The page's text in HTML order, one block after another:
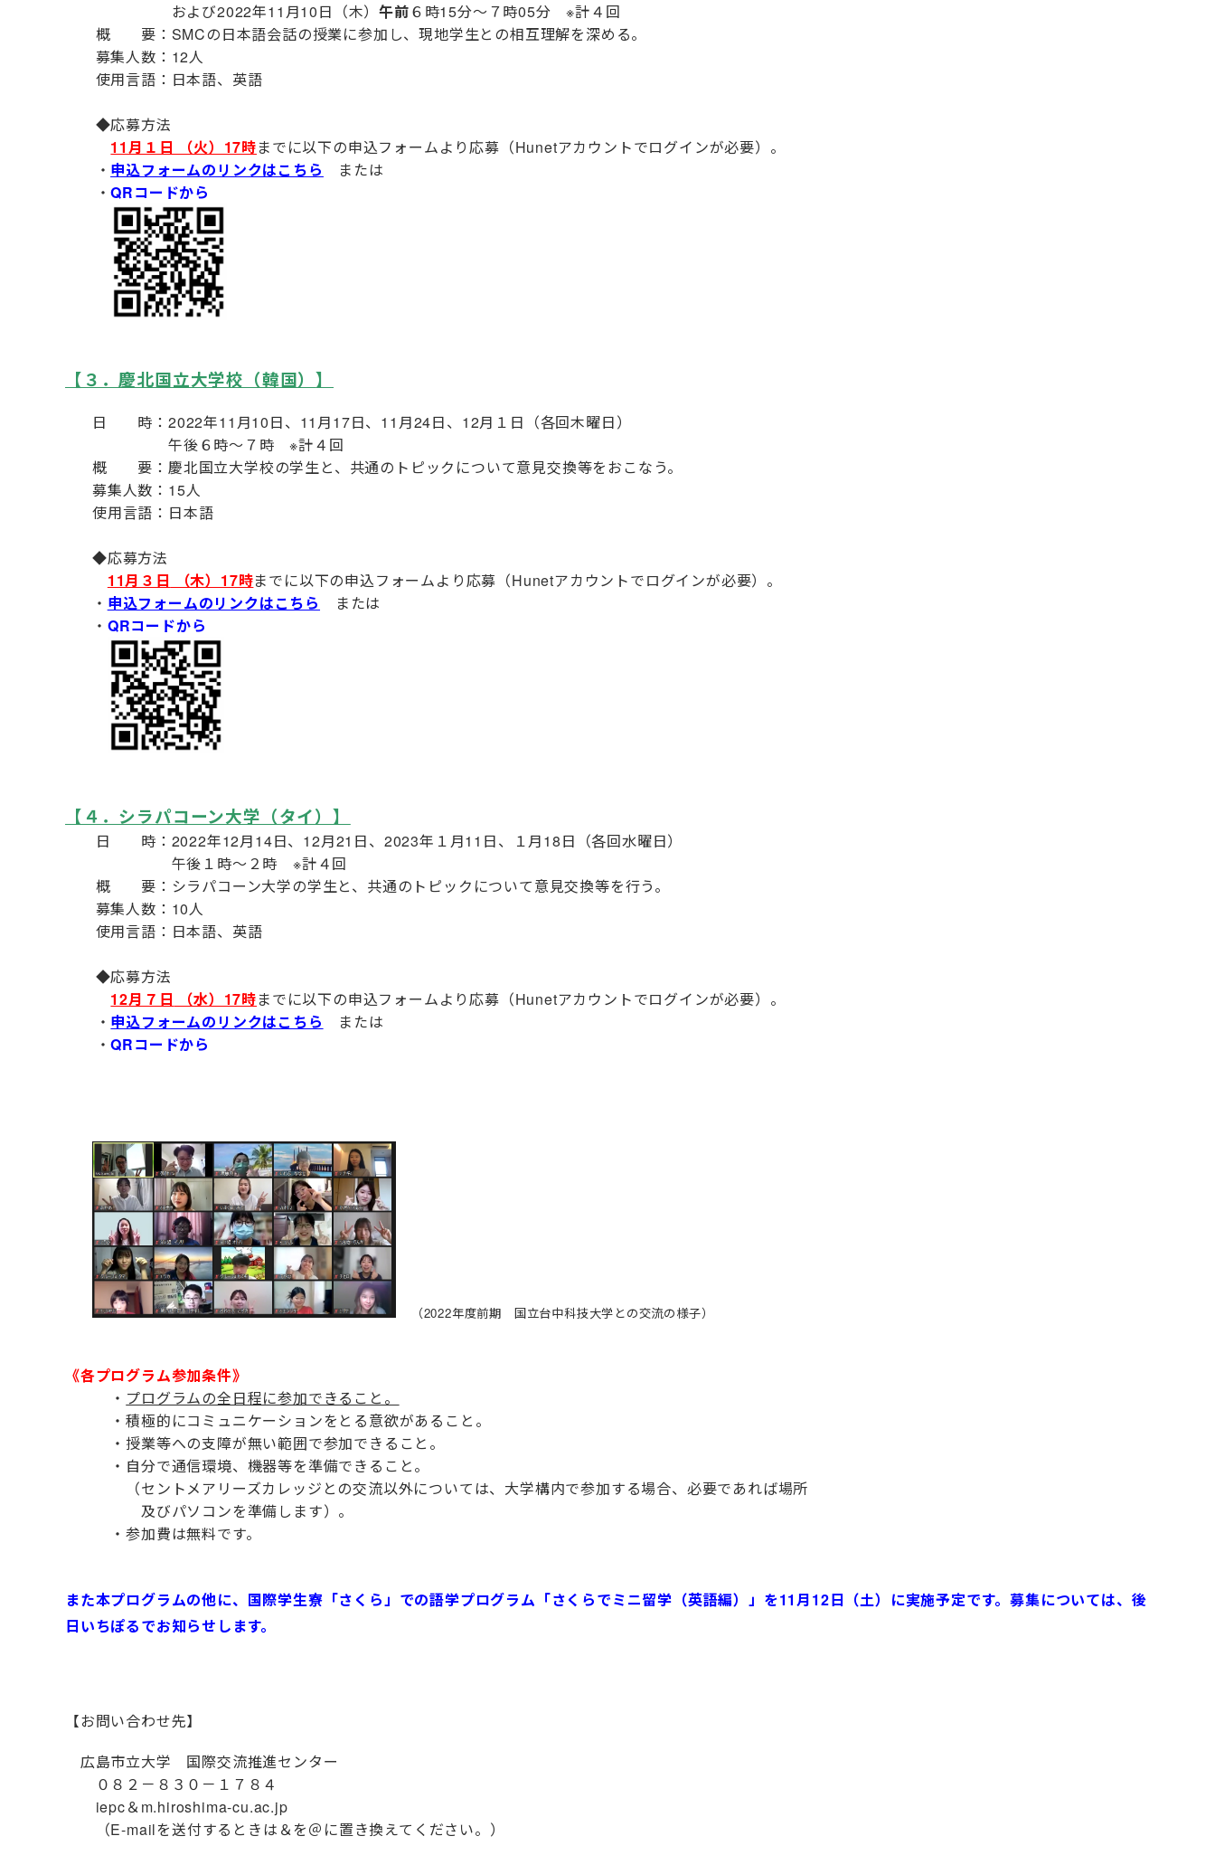
および2022年11月10日（木）午前６時15分～７時05分 ※計４回
概 要：SMCの日本語会話の授業に参加し、現地学生との相互理解を深める。
募集人数：12人
使用言語：日本語、英語
◆応募方法
11月１日 （火）17時までに以下の申込フォームより応募（Hunetアカウントでログインが必要）。
・ 申込フォームのリンクはこちら
または
・QRコードから
【３．慶北国立大学校（韓国）】
日 時：2022年11月10日、11月17日、11月24日、12月１日（各回木曜日）
午後６時～７時 ※計４回
概 要：慶北国立大学校の学生と、共通のトピックについて意見交換等をおこなう。
募集人数：15人
使用言語：日本語
◆応募方法
11月３日
（木）17時までに以下の申込フォームより応募（Hunetアカウントでログインが必要）。
・ 申込フォームのリンクはこちら
または
・ QRコードから
【４．シラパコーン大学（タイ） 】
日 時：2022年12月14日、12月21日、2023年１月11日、１月18日（各回水曜日）
午後１時～２時 ※計４回
概 要：シラパコーン大学の学生と、共通のトピックについて意見交換等を行う。
募集人数：10人
使用言語：日本語、英語
◆応募方法
12月７日
（水）17時までに以下の申込フォームより応募（Hunetアカウントでログインが必要）。
・ 申込フォームのリンクはこちら
または
・QRコードから
（2022年度前期 国立台中科技大学との交流の様子）
《各プログラム参加条件》
・ プログラムの全日程に参加できること。
・積極的にコミュニケーションをとる意欲があること。
・授業等への支障が無い範囲で参加できること。
・自分で通信環境、機器等を準備できること。
（セントメアリーズカレッジとの交流以外については、大学構内で参加する場合、必要であれば場所
及びパソコンを準備します）。
・参加費は無料です。
また本プログラムの他に、国際学生寮「さくら」での語学プログラム「さくらでミニ留学（英語編）」を11月12日（土）に実施予定です。募集については、後
日いちぽるでお知らせします。
【お問い合わせ先】
広島市立大学 国際交流推進センター
０８２－８３０－１７８４
iepc＆m.hiroshima-cu.ac.jp
（E-mailを送付するときは＆を＠に置き換えてください。）